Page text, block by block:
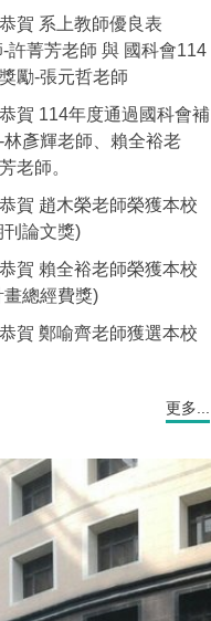
恭賀 系上教師優良表
許菁芳老師 與 國科會114
勵-張元哲老師
恭賀 114年度通過國科會補
彥輝老師、賴全裕老
老師。
恭賀 趙木榮老師榮獲本校
論文獎)
恭賀 賴全裕老師榮獲本校
總經費獎)
恭賀 鄭喻齊老師獲選本校
更多...